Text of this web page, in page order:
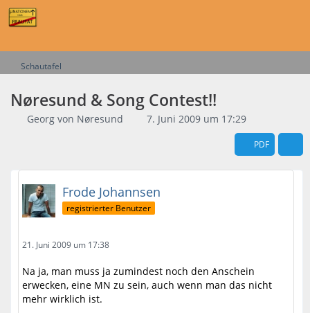
Schautafel
Nøresund & Song Contest!!
Georg von Nøresund 7. Juni 2009 um 17:29
PDF
Frode Johannsen
registrierter Benutzer
21. Juni 2009 um 17:38
Na ja, man muss ja zumindest noch den Anschein
erwecken, eine MN zu sein, auch wenn man das nicht
mehr wirklich ist.